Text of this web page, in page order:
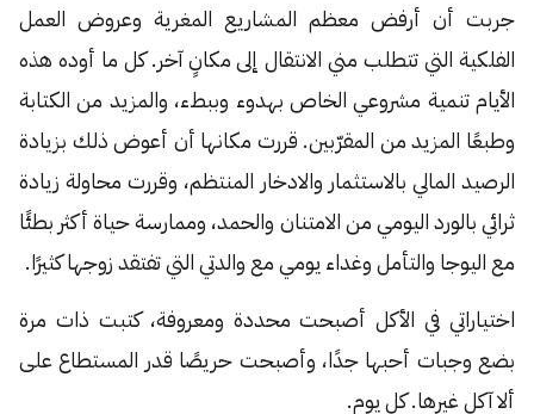
جربت أن أرفض معظم المشاريع المغرية وعروض العمل
الفلكية التي تتطلب مني الانتقال إلى مكانٍ آخر. كل ما أوده هذه
الأيام تنمية مشروعي الخاص بهدوء وببطء، والمزيد من الكتابة
وطبعًا المزيد من المقرّبين. قررت مكانها أن أعوض ذلك بزيادة
الرصيد المالي بالاستثمار والادخار المنتظم، وقررت محاولة زيادة
ثرائي بالورد اليومي من الامتنان والحمد، وممارسة حياة أكثر بطئًا
مع اليوجا والتأمل وغداء يومي مع والدتي التي تفتقد زوجها كثيرًا.
اختياراتي في الأكل أصبحت محددة ومعروفة، كتبت ذات مرة
بضع وجبات أحبها جدًا، وأصبحت حريصًا قدر المستطاع على
ألا آكل غيرها. كل يوم.